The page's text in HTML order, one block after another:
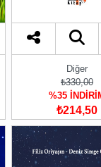
Diğer
₺330,00
%35
₺214,50